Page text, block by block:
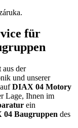
für
der
und unserer
DIAX 04 Motory
Lage, Ihnen im
ein
04 Baugruppen des